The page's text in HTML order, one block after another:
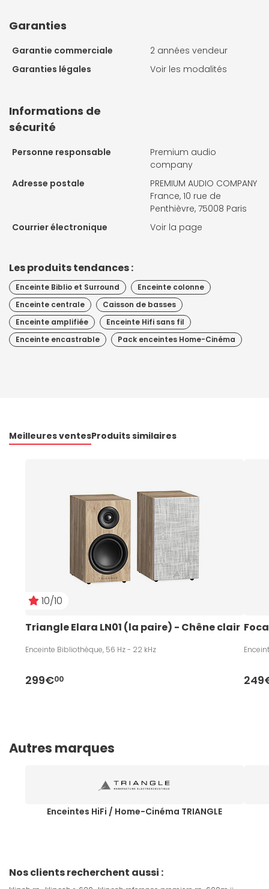
Garanties
Garantie commerciale
2 années vendeur
Garanties légales
Voir les modalités
Informations de
sécurité
Personne responsable
Premium audio
company
Adresse postale
PREMIUM AUDIO COMPANY
France, 10 rue de
Penthièvre, 75008 Paris
Courrier électronique
Voir la page
Les produits tendances :
Enceinte Biblio et Surround
Enceinte colonne
Enceinte centrale
Caisson de basses
Enceinte amplifiée
Enceinte Hifi sans fil
Enceinte encastrable
Pack enceintes Home-Cinéma
Meilleures ventesProduits similaires
10/10
Triangle Elara LN01 (la paire) - Chêne clair
Enceinte Bibliothèque, 56 Hz - 22 kHz
299€00
Autres marques
Enceintes HiFi / Home-Cinéma TRIANGLE
Nos clients recherchent aussi :